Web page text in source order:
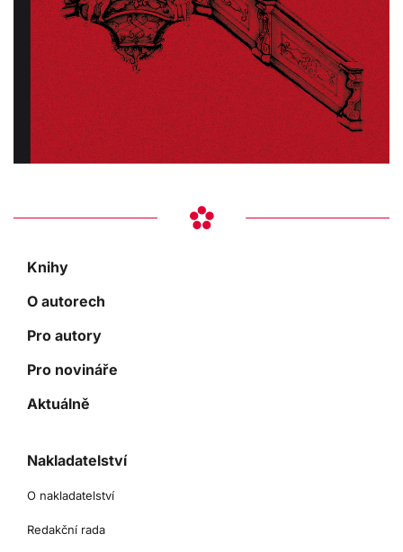
Knihy
O autorech
Pro autory
Pro novináře
Aktuálně
Nakladatelství
O nakladatelství
Redakční rada